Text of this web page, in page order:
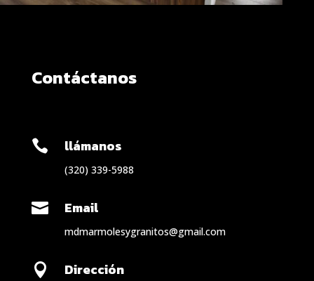
Contáctanos
 llámanos
(320) 339-5988
 Email
mdmarmolesygranitos@gmail.com
 Dirección